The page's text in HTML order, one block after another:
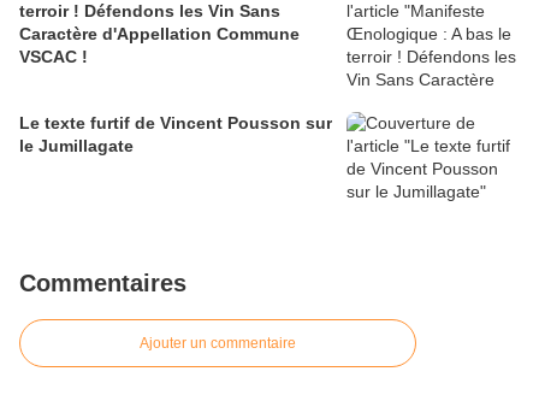
terroir ! Défendons les Vin Sans
Caractère d'Appellation Commune
VSCAC !
Le texte furtif de Vincent Pousson sur
le Jumillagate
Commentaires
Ajouter un commentaire